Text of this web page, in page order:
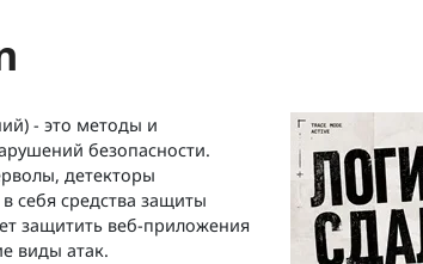
- это методы и
безопасности.
детекторы
себя средства защиты
защитить веб-приложения
виды атак.